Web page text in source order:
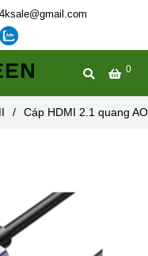
0
/ Cáp HDMI 2.1 quang